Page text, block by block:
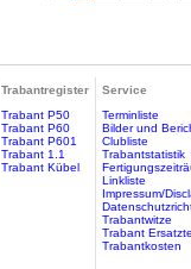
Trabantregister
Trabant P50
Trabant P60
Trabant P601
Trabant 1.1
Trabant Kübel
Service
Terminliste
Bilder und
Clubliste
Trabantstatistik
Linkliste
Impressum/
Trabantwitze
Trabant
Trabantkosten